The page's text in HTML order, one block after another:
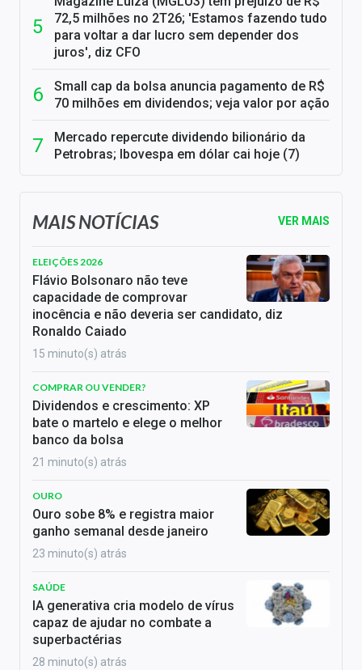
72,5 milhões no 2T26; 'Estamos fazendo tudo
para voltar a dar lucro sem depender dos
juros', diz CFO
Small cap da bolsa anuncia pagamento de R$
70 milhões em dividendos; veja valor por ação
Mercado repercute dividendo bilionário da
Petrobras; Ibovespa em dólar cai hoje (7)
MAIS NOTÍCIAS VER MAIS
ELEIÇÕES 2026
Flávio Bolsonaro não teve
capacidade de comprovar
inocência e não deveria ser candidato, diz
Ronaldo Caiado
15 minuto(s) atrás
COMPRAR OU VENDER?
Dividendos e crescimento: XP
bate o martelo e elege o melhor
banco da bolsa
21 minuto(s) atrás
OURO
Ouro sobe 8% e registra maior
ganho semanal desde janeiro
23 minuto(s) atrás
SAÚDE
IA generativa cria modelo de vírus
capaz de ajudar no combate a
superbactérias
28 minuto(s) atrás